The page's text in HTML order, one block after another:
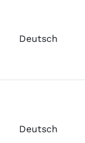
Deutsch
Deutsch